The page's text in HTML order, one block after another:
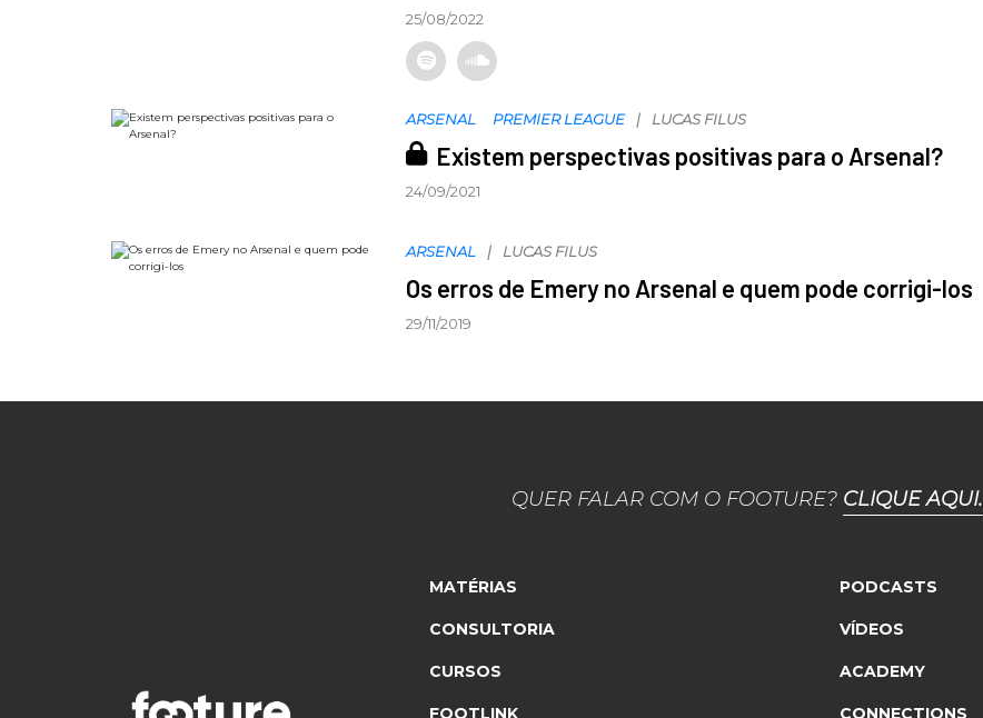
25/08/2022
ARSENAL PREMIER LEAGUE LUCAS FILUS
Existem perspectivas positivas para o Arsenal?
24/09/2021
ARSENAL LUCAS FILUS
Os erros de Emery no Arsenal e quem pode corrigi-los
29/11/2019
QUER FALAR COM O FOOTURE? CLIQUE AQUI.
MATÉRIAS PODCASTS
CONSULTORIA VÍDEOS
CURSOS ACADEMY
FOOTLINK CONNECTIONS